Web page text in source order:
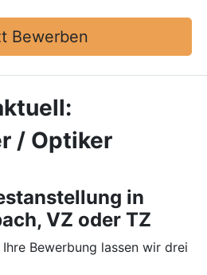
Bewerben
/ Optiker
in
VZ oder TZ
Ihre Bewerbung lassen wir drei